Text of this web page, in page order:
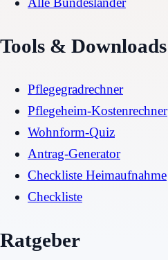
Tools & Downloads
Pflegegradrechner
Pflegeheim-Kostenrechner
Wohnform-Quiz
Antrag-Generator
Checkliste Heimaufnahme
Checkliste
Ratgeber